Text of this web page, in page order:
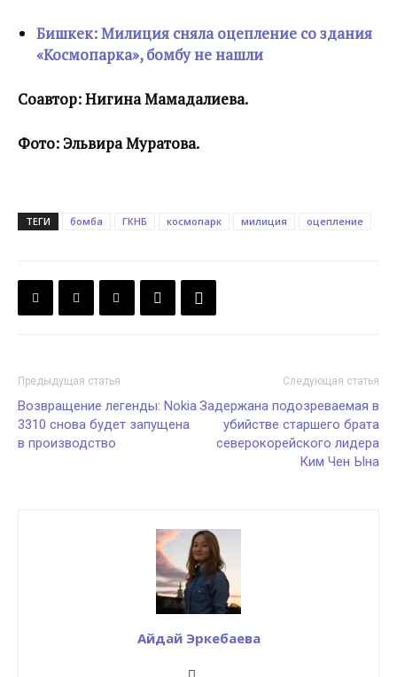
Бишкек: Милиция сняла оцепление со здания
«Космопарка», бомбу не нашли
Соавтор: Нигина Мамадалиева.
Фото: Эльвира Муратова.
ТЕГИ бомба ГКНБ космопарк милиция оцепление
Предыдущая статья
Возвращение легенды: Nokia
3310 снова будет запущена
в производство
Следующая статья
Задержана подозреваемая в
убийстве старшего брата
северокорейского лидера
Ким Чен Ына
Айдай Эркебаева